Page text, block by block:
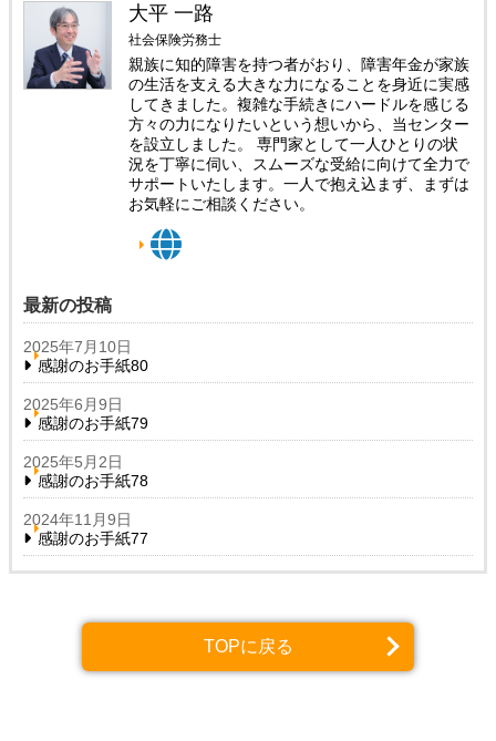
大平 一路
社会保険労務士
親族に知的障害を持つ者がおり、障害年金が家族
の生活を支える大きな力になることを身近に実感
してきました。複雑な手続きにハードルを感じる
方々の力になりたいという想いから、当センター
を設立しました。 専門家として一人ひとりの状
況を丁寧に伺い、スムーズな受給に向けて全力で
サポートいたします。一人で抱え込まず、まずは
お気軽にご相談ください。
最新の投稿
2025年7月10日
感謝のお手紙80
2025年6月9日
感謝のお手紙79
2025年5月2日
感謝のお手紙78
2024年11月9日
感謝のお手紙77
TOPに戻る